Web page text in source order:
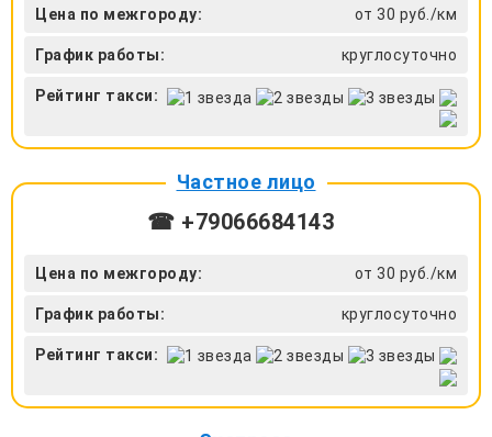
Цена по межгороду: от 30 руб./км
График работы: круглосуточно
Рейтинг такси:
Частное лицо
☎ +79066684143
Цена по межгороду: от 30 руб./км
График работы: круглосуточно
Рейтинг такси: